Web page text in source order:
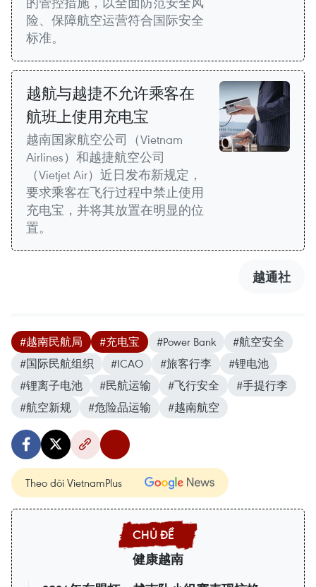
险、保障航空运营符合国际安全
标准。
越航与越捷不允许乘客在
航班上使用充电宝
越南国家航空公司（Vietnam
Airlines）和越捷航空公司
（Vietjet Air）近日发布新规定，
要求乘客在飞行过程中禁止使用
充电宝，并将其放置在明显的位
置。
越通社
#越南民航局 #充电宝 #Power Bank
#航空安全
#国际民航组织
#ICAO #旅客行李
#锂电池
#锂离子电池
#民航运输 #飞行安全
#手提行李
#航空新规
#危险品运输 #越南航空
Theo dõi VietnamPlus
健康越南